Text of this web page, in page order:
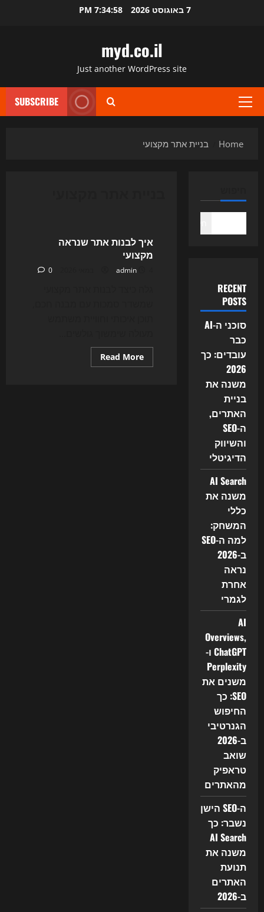
7 באוגוסט 2026 7:34:58 PM
myd.co.il
Just another WordPress site
Primary
SUBSCRIBE
Home בניית אתר מקצועי
איך לבנות אתר שנראה
מקצועי
admin
0
Read More
more
RECENT
POSTS
סוכני ה-AI
כבר
עובדים: כך
2026
משנה את
בניית
האתרים,
ה-SEO
והשיווק
הדיגיטלי
AI Search
משנה את
כללי
המשחק:
למה ה-SEO
ב-2026
נראה
אחרת
לגמרי
AI
Overviews,
ChatGPT ו-
Perplexity
משנים את
SEO: כך
החיפוש
הגנרטיבי
ב-2026
שואב
טראפיק
מהאתרים
ה-SEO הישן
נשבר: כך
AI Search
משנה את
תנועת
האתרים
ב-2026